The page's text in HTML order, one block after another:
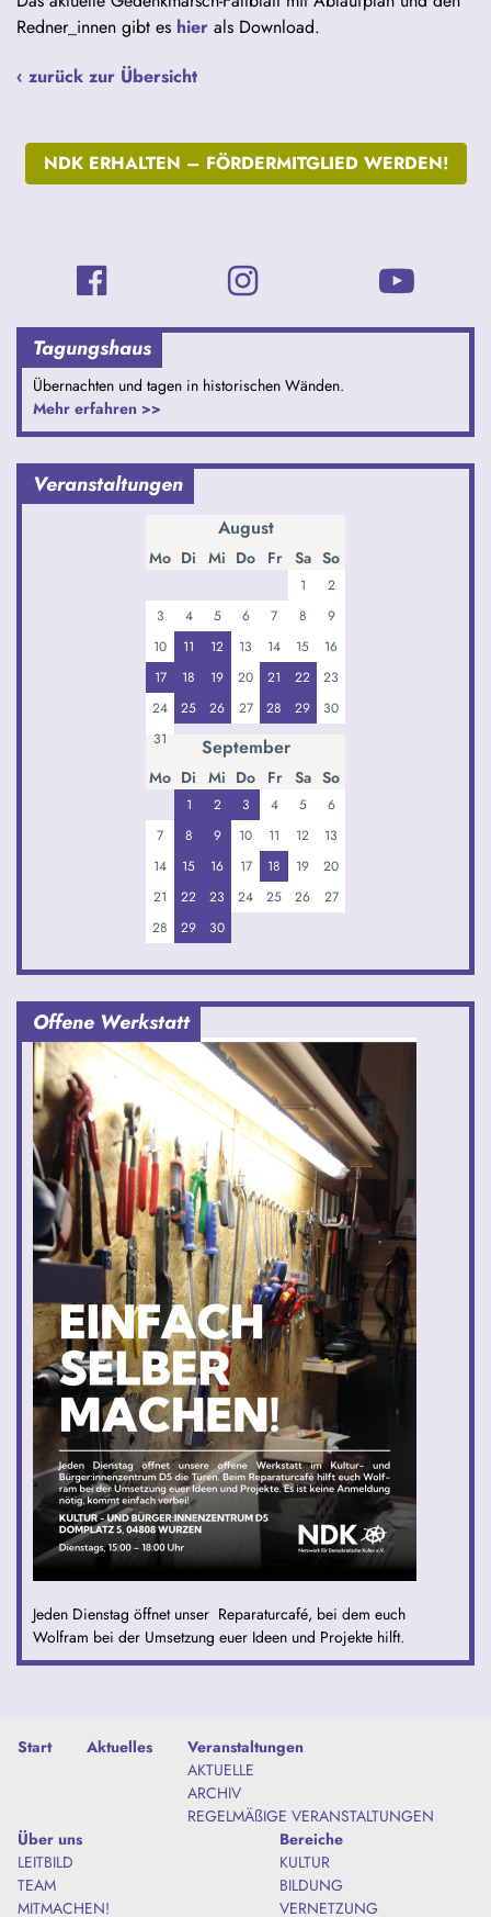
Redner_innen gibt es hier als Download.
‹ zurück zur Übersicht
NDK ERHALTEN – FÖRDERMITGLIED WERDEN!
Tagungshaus
Übernachten und tagen in historischen Wänden.
Mehr erfahren >>
Veranstaltungen
August
Mo Di Mi Do Fr Sa So
1
2
3
4 5 6 7 8
9
10
11 12 13 14 15
16
17
18 19 20 21 22
23
24
25 26 27 28 29
30
31
September
Mo Di Mi Do Fr Sa So
1 2 3 4 5
6
7
8 9 10 11 12
13
14
15 16 17 18 19
20
21
22 23 24 25 26
27
28
29 30
Offene Werkstatt
Jeden Dienstag öffnet unser Reparaturcafé, bei dem euch
Wolfram bei der Umsetzung euer Ideen und Projekte hilft.
Start Aktuelles
Veranstaltungen
AKTUELLE
ARCHIV
REGELMÄßIGE VERANSTALTUNGEN
Über uns
LEITBILD
TEAM
MITMACHEN!
Bereiche
KULTUR
BILDUNG
VERNETZUNG